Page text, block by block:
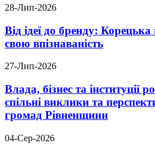
28-Лип-2026
Від ідеї до бренду:
свою впізнаваність
27-Лип-2026
Влада, бізнес та інституції
спільні виклики та
громад Рівненщини
04-Сер-2026